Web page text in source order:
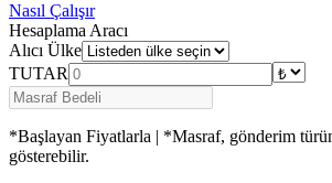
Nasıl Çalışır
Hesaplama Aracı
Alıcı Ülke
TUTAR
*Başlayan Fiyatlarla | *Masraf, gönderim
gösterebilir.